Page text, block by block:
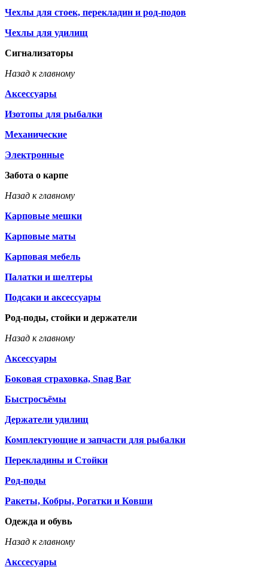
Чехлы для стоек, перекладин и род-подов
Чехлы для удилищ
Сигнализаторы
Назад к главному
Аксессуары
Изотопы для рыбалки
Механические
Электронные
Забота о карпе
Назад к главному
Карповые мешки
Карповые маты
Карповая мебель
Палатки и шелтеры
Подсаки и аксессуары
Род-поды, стойки и держатели
Назад к главному
Аксессуары
Боковая страховка, Snag Bar
Быстросъёмы
Держатели удилищ
Комплектующие и запчасти для рыбалки
Перекладины и Стойки
Род-поды
Ракеты, Кобры, Рогатки и Ковши
Одежда и обувь
Назад к главному
Акссесуары